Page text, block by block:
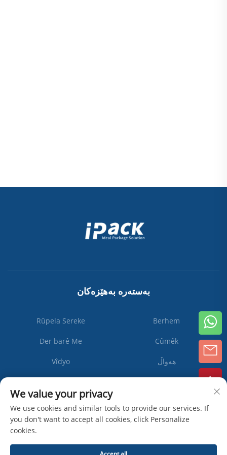
بەستەرە بەهێزەکان
Rûpela Sereke Berhem
Der barê Me Cûmêk
Vîdyo هەواڵ
We value your privacy
We use cookies and similar tools to provide our services. If
you don't want to accept all cookies, click Personalize
cookies.